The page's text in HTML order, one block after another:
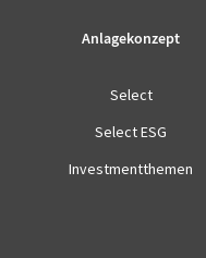
Anlagekonzept
Select
Select ESG
Investmentthemen